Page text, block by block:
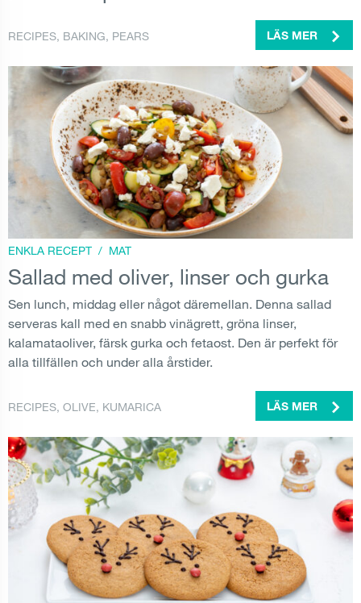
RECIPES, BAKING, PEARS LÄS MER
ENKLA RECEPT / MAT
Sallad med oliver, linser och gurka
Sen lunch, middag eller något däremellan. Denna sallad
serveras kall med en snabb vinägrett, gröna linser,
kalamataoliver, färsk gurka och fetaost. Den är perfekt för
alla tillfällen och under alla årstider.
RECIPES, OLIVE, KUMARICA LÄS MER